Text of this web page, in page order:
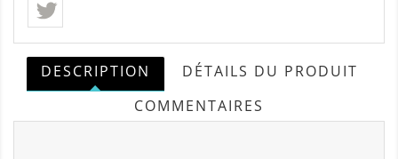
DESCRIPTION
DÉTAILS DU PRODUIT
COMMENTAIRES